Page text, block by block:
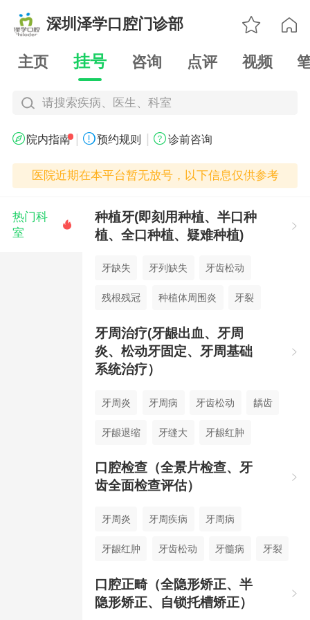
深圳泽学口腔门诊部  
主页 挂号 咨询 点评 视频
请搜索疾病、医生、科室
 院内指南 预约规则 诊前咨询
医院近期在本平台暂无放号，以下信息仅供参考
热门科
室

种植牙(即刻用种植、半口种
植、全口种植、疑难种植)

牙缺失 牙列缺失 牙齿松动
残根残冠 种植体周围炎 牙裂
牙周治疗(牙龈出血、牙周
炎、松动牙固定、牙周基础
系统治疗）

牙周炎 牙周病 牙齿松动 龋齿
牙龈退缩 牙缝大 牙龈红肿
牙龈炎 牙周萎缩 种植体周围炎
牙齿缺失 根尖周炎
口腔检查（全景片检查、牙
齿全面检查评估）

牙周炎 牙周疾病 牙周病
牙龈红肿 牙齿松动 牙髓病 牙裂
龋齿 牙缝大 牙结石 牙龈瘤
牙龈增生 牙龈炎 牙周牙髓联合病变
口腔正畸（全隐形矫正、半
隐形矫正、自锁托槽矫正）
